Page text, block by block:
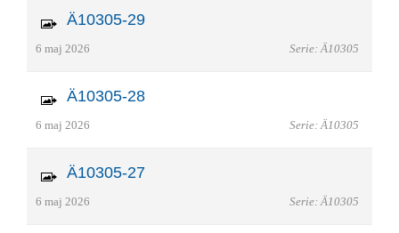
Ä10305-29
6 maj 2026 Serie: Ä10305
Ä10305-28
6 maj 2026 Serie: Ä10305
Ä10305-27
6 maj 2026 Serie: Ä10305